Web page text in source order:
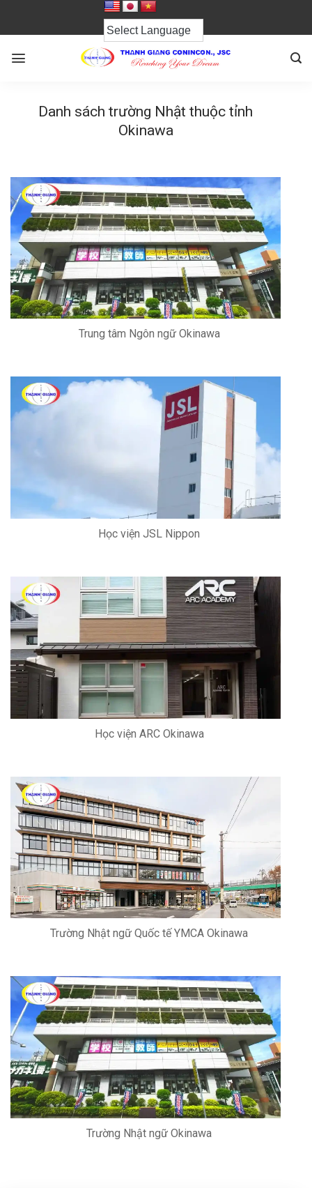
dung
Danh sách trường Nhật thuộc tỉnh
Okinawa
Trung tâm Ngôn ngữ Okinawa
Học viện JSL Nippon
Học viện ARC Okinawa
Trường Nhật ngữ Quốc tế YMCA Okinawa
Trường Nhật ngữ Okinawa